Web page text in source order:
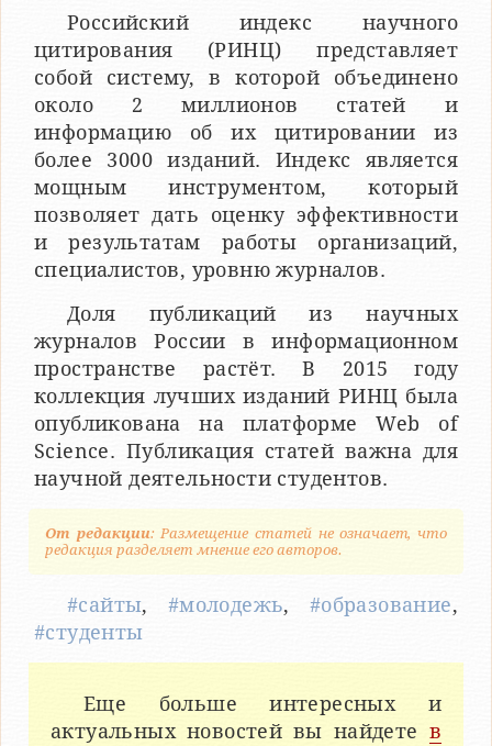
Российский индекс научного
цитирования (РИНЦ) представляет
собой систему, в которой объединено
около 2 миллионов статей и
информацию об их цитировании из
более 3000 изданий. Индекс является
мощным инструментом, который
позволяет дать оценку эффективности
и результатам работы организаций,
специалистов, уровню журналов.
Доля публикаций из научных
журналов России в информационном
пространстве растёт. В 2015 году
коллекция лучших изданий РИНЦ была
опубликована на платформе Web of
Science. Публикация статей важна для
научной деятельности студентов.
От редакции: Размещение статей не означает, что
редакция разделяет мнение его авторов.
#сайты, #молодежь, #образование,
#студенты
Еще больше интересных и
актуальных новостей вы найдете в